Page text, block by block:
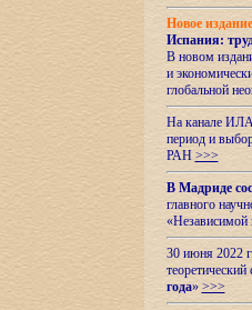
Новое
Испания:
В новом
и
глобальной
На канале
период и
РАН >>>
В Мадриде
главного
«Независимой
30 июня 2022
года» >>>